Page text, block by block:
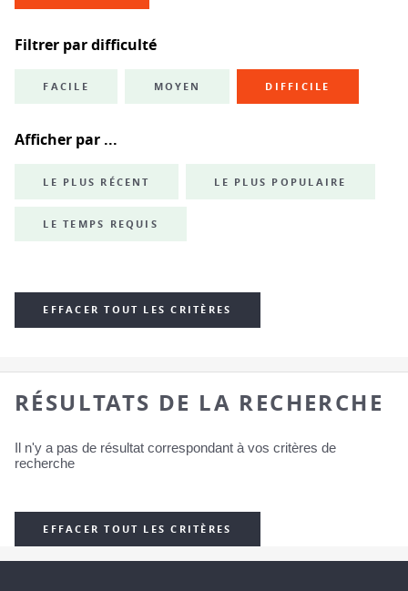
Filtrer par difficulté
FACILE MOYEN DIFFICILE
Afficher par ...
LE PLUS RÉCENT LE PLUS POPULAIRE
LE TEMPS REQUIS
EFFACER TOUT LES CRITÈRES
RÉSULTATS DE LA RECHERCHE
Il n'y a pas de résultat correspondant à vos critères de
recherche
EFFACER TOUT LES CRITÈRES